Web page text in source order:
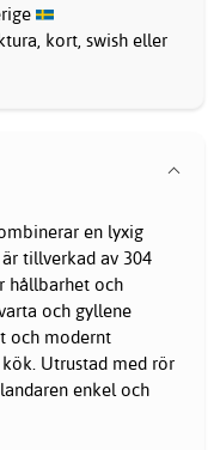
kort, swish eller
en lyxig
tillverkad av 304
hållbarhet och
och gyllene
och modernt
Utrustad med rör
enkel och